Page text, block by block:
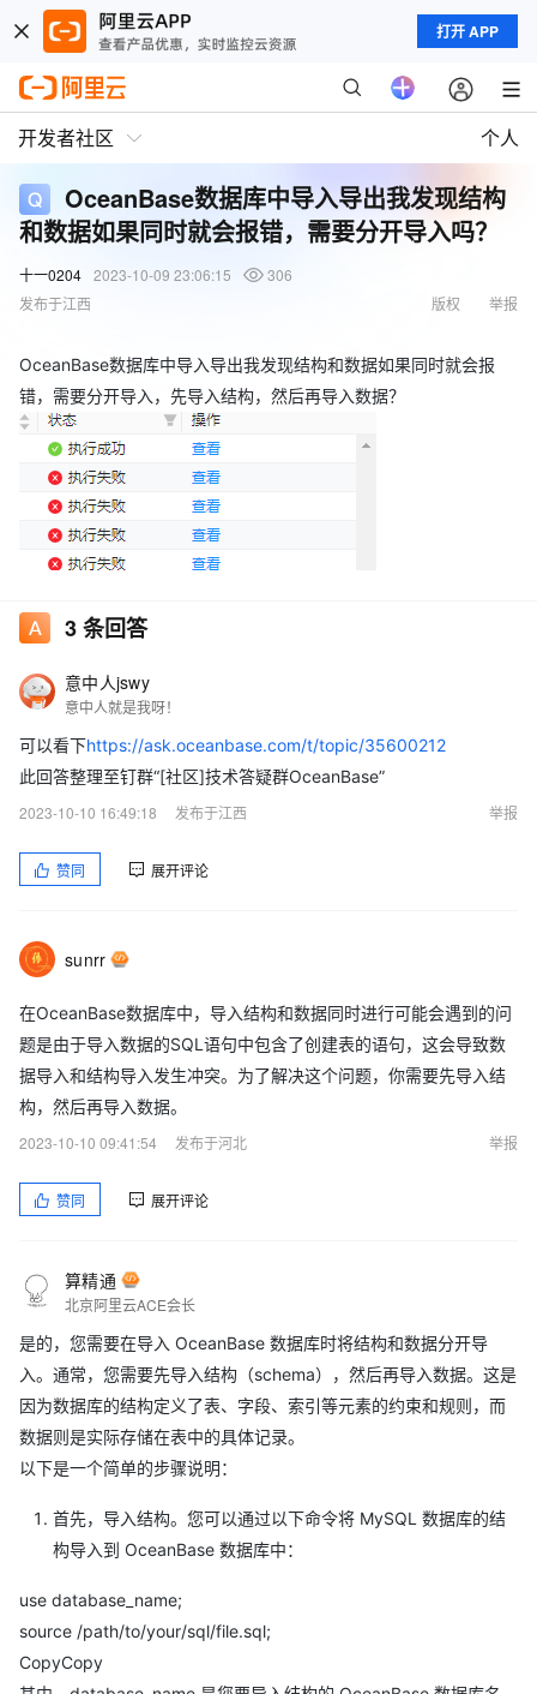
打开 APP
开发者社区 个人
OceanBase数据库中导入导出我发现结构
和数据如果同时就会报错，需要分开导入吗？
十一0204 2023-10-09 23:06:15
306
发布于江西
举报
版权
OceanBase数据库中导入导出我发现结构和数据如果同时就会报
错，需要分开导入，先导入结构，然后再导入数据？
我用的就是ODC。
3条回答
意中人jswy
意中人就是我呀！
可以看下https://ask.oceanbase.com/t/topic/35600212
此回答整理至钉群“[社区]技术答疑群OceanBase”
2023-10-10 16:49:18
发布于江西 举报
赞同 展开评论
sunrr
在OceanBase数据库中，导入结构和数据同时进行可能会遇到的问
题是由于导入数据的SQL语句中包含了创建表的语句，这会导致数
据导入和结构导入发生冲突。为了解决这个问题，你需要先导入结
构，然后再导入数据。
2023-10-10 09:41:54
发布于河北 举报
赞同 展开评论
算精通
北京阿里云ACE会长
是的，您需要在导入 OceanBase 数据库时将结构和数据分开导
入。通常，您需要先导入结构（schema），然后再导入数据。这是
因为数据库的结构定义了表、字段、索引等元素的约束和规则，而
数据则是实际存储在表中的具体记录。
以下是一个简单的步骤说明：
首先，导入结构。您可以通过以下命令将 MySQL 数据库的结
构导入到 OceanBase 数据库中：
use database_name;
source /path/to/your/sql/file.sql;
CopyCopy